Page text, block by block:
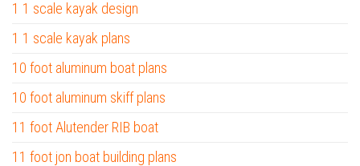
1 1 scale kayak design
1 1 scale kayak plans
10 foot aluminum boat plans
10 foot aluminum skiff plans
11 foot Alutender RIB boat
11 foot jon boat building plans